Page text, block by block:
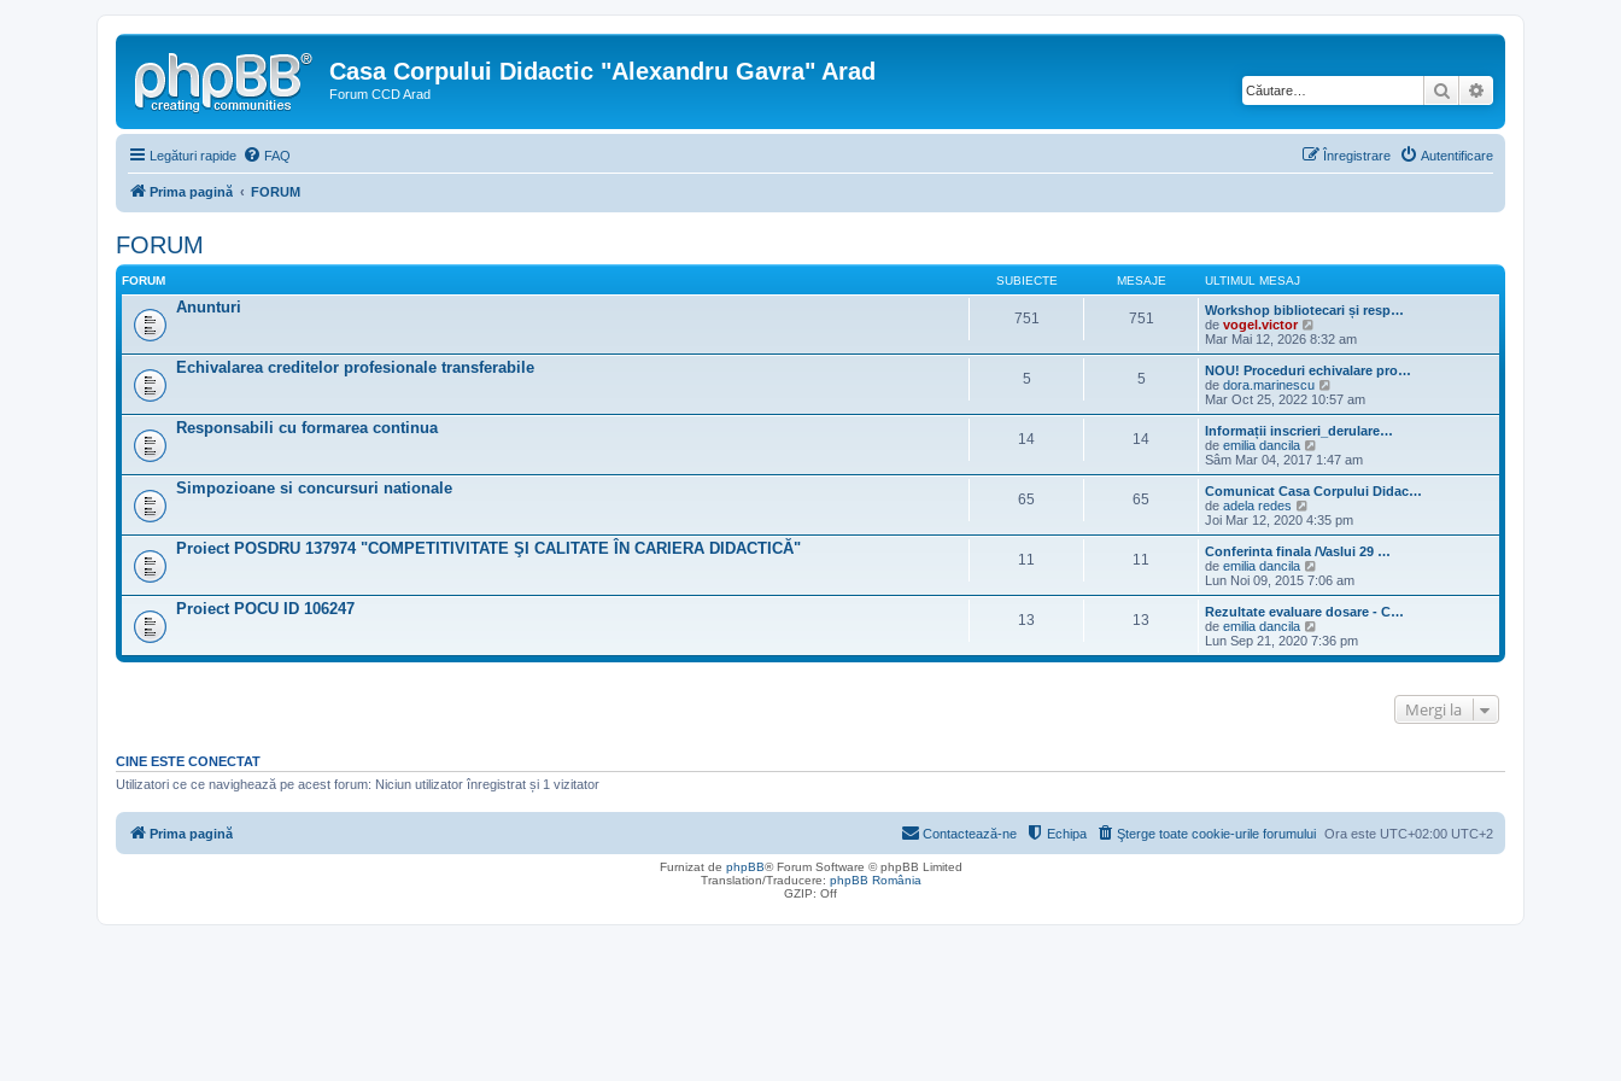
Casa Corpului Didactic "Alexandru Gavra" Arad
Forum CCD Arad Căutare
Legături rapide FAQ Autentificare
Înregistrare
Prima pagină FORUM
FORUM
FORUM SUBIECTE MESAJE ULTIMUL MESAJ
Anunturi
751 751
Workshop bibliotecari și resp…
de vogel.victor
e
z
i
u
l
i
m
u
l
e
a
j
Mar Mai 12, 2026 8:32 am
Echivalarea creditelor profesionale transferabile
5 5
NOU! Proceduri echivalare pro…
de dora.marinescu
e
z
i
l
m
e
a
j
Mar Oct 25, 2022 10:57 am
Responsabili cu formarea continua
14 14
Informații inscrieri_derulare…
de emilia dancila
e
z
i
l
i
m
u
l
e
a
j
Sâm Mar 04, 2017 1:47 am
Simpozioane si concursuri nationale
65 65
Comunicat Casa Corpului Didac…
de adela redes
e
z
i
u
l
m
u
m
Joi Mar 12, 2020 4:35 pm
Proiect POSDRU 137974 "COMPETITIVITATE ŞI CALITATE ÎN CARIERA DIDACTICĂ"
11 11
Conferinta finala /Vaslui 29 …
de emilia dancila
e
z
i
l
i
Lun Noi 09, 2015 7:06 am
Proiect POCU ID 106247
13 13
Rezultate evaluare dosare - C…
de emilia dancila
e
z
l
s
Lun Sep 21, 2020 7:36 pm
Mergi la
CINE ESTE CONECTAT
Utilizatori ce ce navighează pe acest forum: Niciun utilizator înregistrat și 1 vizitator
Prima pagină Ora este UTC+02:00 UTC+2
Şterge toate cookie-urile forumului
Echipa
Contactează-ne
Furnizat de phpBB® Forum Software © phpBB Limited
Translation/Traducere: phpBB România
GZIP: Off